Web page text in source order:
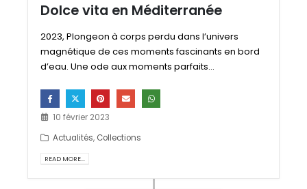
Dolce vita en Méditerranée
2023, Plongeon à corps perdu dans l’univers
magnétique de ces moments fascinants en bord
d’eau. Une ode aux moments parfaits...
10 février 2023
Actualités, Collections
READ MORE...